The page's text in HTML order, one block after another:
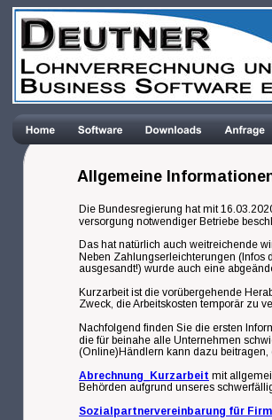
Allgemeine
Die Bundesregierung hat mit
versorgung notwendiger Betriebe
Das hat natürlich auch weitreichende
Neben Zahlungserleichterungen (Infos
ausgesandt!) wurde auch eine
Kurzarbeit ist die vorübergehende
Zweck, die Arbeitskosten temporär zu
Nachfolgend finden Sie die ersten
die für beinahe alle Unternehmen
(Online)Händlern kann dazu
Abrechnung_Kurzarbeit mit
Behörden aufgrund unseres
Sozialpartnervereinbarung für